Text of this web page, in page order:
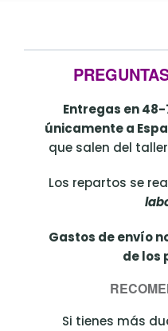
Entregas en
únicamente a
que salen del
Los repartos se
Gastos de envío
de los
Si tienes más